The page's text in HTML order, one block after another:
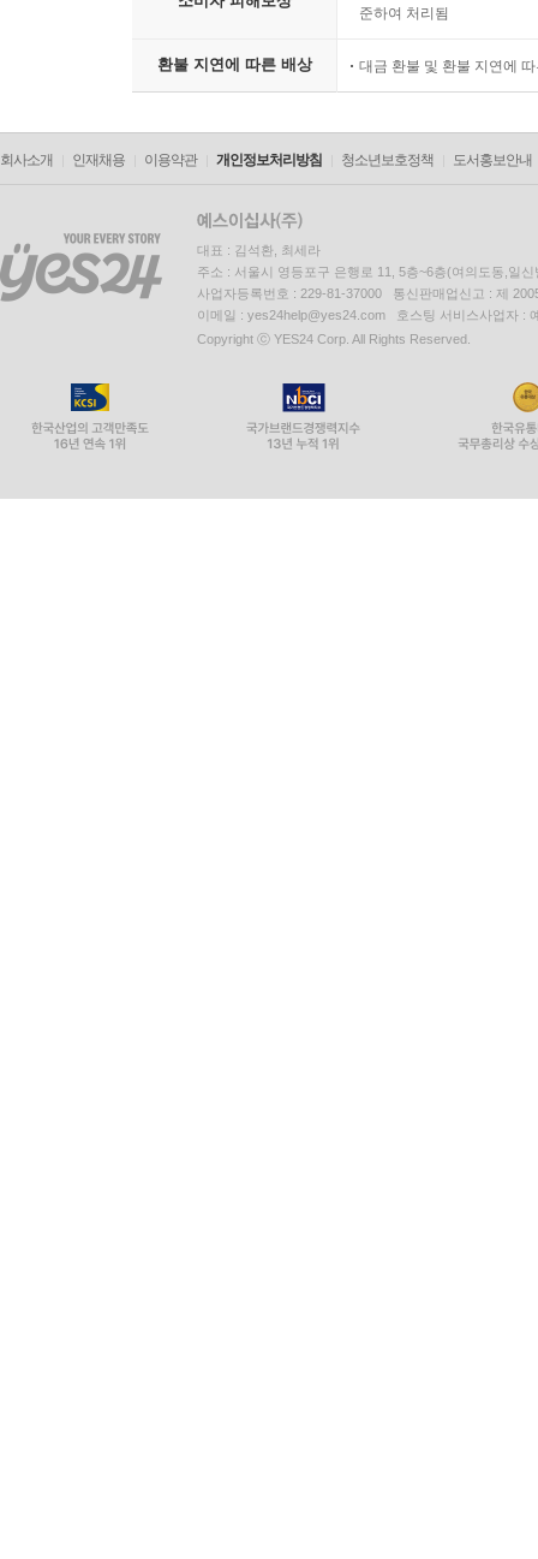
준하여 처리됨
환불 지연에 따른 배상 대금 환불 및 환불 지연에
회사소개 인재채용 이용약관 개인정보처리방침 청소년보호정책 도서홍보안내
대표 : 김석환, 최세라
주소 : 서울시 영등포구 은행로 11, 5층~6층(여의도동,일신
사업자등록번호 : 229-81-37000 통신판매업신고 : 제
이메일 : yes24help@yes24.com 호스팅 서비스사업자 :
Copyright ⓒ YES24 Corp. All Rights Reserved.